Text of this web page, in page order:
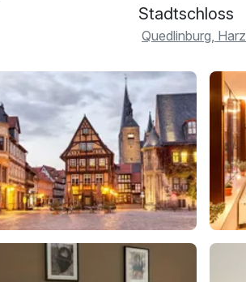
Stadtschloss
Quedlinburg, Harz